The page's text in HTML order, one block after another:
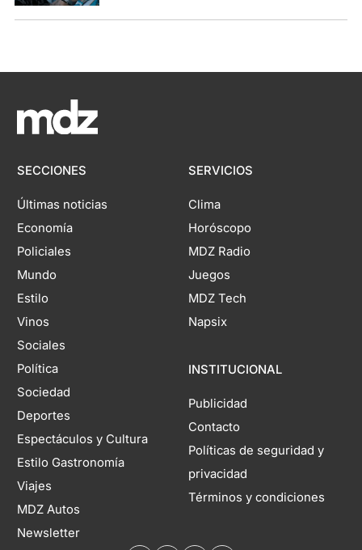
SECCIONES
Últimas noticias
Economía
Policiales
Mundo
Estilo
Vinos
Sociales
Política
Sociedad
Deportes
Espectáculos y Cultura
Estilo Gastronomía
Viajes
MDZ Autos
Newsletter
SERVICIOS
Clima
Horóscopo
MDZ Radio
Juegos
MDZ Tech
Napsix
INSTITUCIONAL
Publicidad
Contacto
Políticas de seguridad y
privacidad
Términos y condiciones